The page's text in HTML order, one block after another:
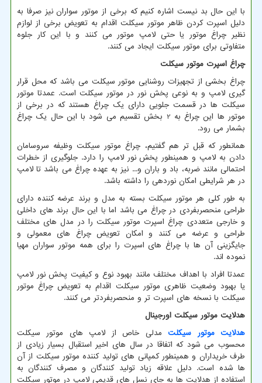
با این حال بد نیست اشاره کنیم که برخی از موتور سواران نیز صرفا به
دلیل اسپرت کردن ظاهر موتور سیکلت اقدام به تعویض برخی از لوازم
نظیر چراغ موتور یا حتی لامپ موتور می کنند و با این کار جلوه
متفاوتی برای موتور سیکلت ایجاد می کنند.
چراغ اسپرت موتور سیکلت
چراغ بخشی از تجهیزات روشنایی موتور سیکلت می باشد که محل قرار
گیری لامپ و به نوعی پخش نور در موتور سیکلت است. عمدتا موتور
سیکلت ها در قسمت جلویی دارای یک چراغ هستند که در برخی از
موتور ها این چراغ به 2 بخش تقسیم می شود با این حال یک چراغ
بشمار می رود.
همانطور که قبل تر هم گفتیم، چراغ موتور سیکلت وظیفه سروسامان
دادن به لامپ و همینطور پخش نور لامپ را دارد. جلوگیری از خطرات
احتمالی مانند ضربه، باد و باران و... نیز به عهده چراغ می باشد تا لامپ
در هر شرایطی امکان نوردهی را داشته باشد.
به طور کلی هر موتور سیکلت بسته به مدل و برند عرضه کننده دارای
طراحی منحصربفردی در چراغ می باشد اما با این حال برند های داخلی
و خارجی متعددی چراغ اسپرت موتور سیکلت را در مدل های مختلف
طراحی و عرضه می کنند و امکان تعویض چراغ های معمولی و
جایگزینی آن ها با چراغ های اسپرت را برای همه موتور سواران مهیا
نموده اند.
عمدتا افراد با اهداف مختلف مانند بهبود نوع و کیفیت پخش نور لامپ
یا بهبود وضعیت ظاهری موتور سیکلت اقدام به تعویض چراغ موتور
سیکلت با نسخه های اسپرت تر و منحصربفردتر می کنند.
هدلایت موتور سیکلت اورجینال
هدلایت موتور سیکلتمدلی خاص از لامپ های موتور سیکلت
محسوب می شود که اتفاقا در سال های اخیر استقبال بسیار زیادی از
طرف خریداران و همینطور کمپانی های تولید کننده موتور سیکلت از آن
ها شده است. دلیل علاقه زیاد تولید کنندگان و مصرف کنندگان به
استفاده از هدلایت ها به جای نسل های قدیمی لامپ در موتور سیکلت